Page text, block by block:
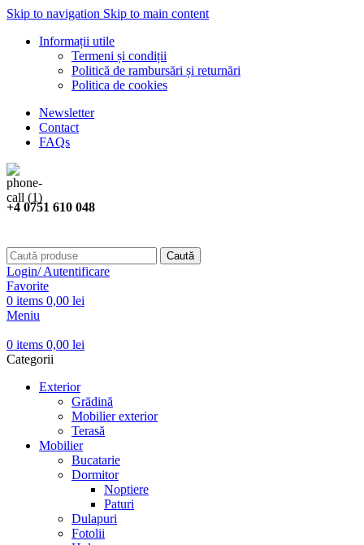
Skip to navigation Skip to main content
Informații utile
Termeni și condiții
Politică de rambursări și returnări
Politica de cookies
Newsletter
Contact
FAQs
+4 0751 610 048
Caută
Login/ Autentificare
Favorite
0 items 0,00 lei
Meniu
0 items 0,00 lei
Categorii
Exterior
Grădină
Mobilier exterior
Terasă
Mobilier
Bucatarie
Dormitor
Noptiere
Paturi
Dulapuri
Fotolii